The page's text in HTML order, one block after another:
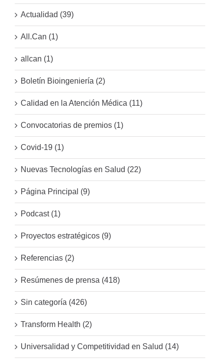
Actualidad (39)
All.Can (1)
allcan (1)
Boletín Bioingeniería (2)
Calidad en la Atención Médica (11)
Convocatorias de premios (1)
Covid-19 (1)
Nuevas Tecnologías en Salud (22)
Página Principal (9)
Podcast (1)
Proyectos estratégicos (9)
Referencias (2)
Resúmenes de prensa (418)
Sin categoría (426)
Transform Health (2)
Universalidad y Competitividad en Salud (14)